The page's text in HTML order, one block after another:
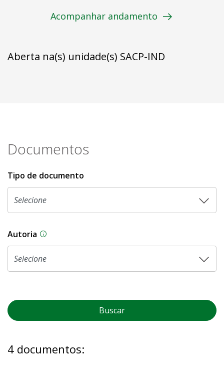
Acompanhar andamento
Aberta na(s) unidade(s) SACP-IND
Documentos
Tipo de documento
Autoria As proposições legislativas na CLDF podem
Buscar
4 documentos: